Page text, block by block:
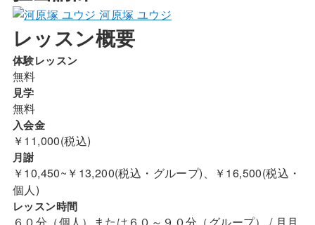
河原塚 ユウジ
レッスン概要
体験レッスン
無料
見学
無料
入会金
￥11,000(税込)
月謝
￥10,450~￥13,200(税込・グループ)、￥16,500(税込・
個人)
レッスン時間